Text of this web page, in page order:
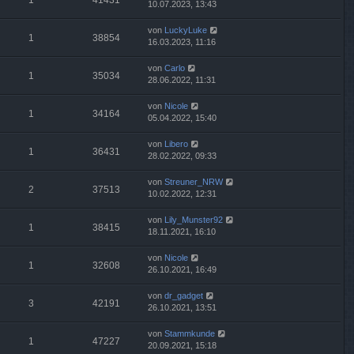
10.07.2023, 13:43
1 38854
von LuckyLuke
16.03.2023, 11:16
1 35034
von Carlo
28.06.2022, 11:31
1 34164
von Nicole
05.04.2022, 15:40
1 36431
von Libero
28.02.2022, 09:33
2 37513
von Streuner_NRW
10.02.2022, 12:31
1 38415
von Lily_Munster92
18.11.2021, 16:10
1 32608
von Nicole
26.10.2021, 16:49
3 42191
von dr_gadget
26.10.2021, 13:51
1 47227
von Stammkunde
20.09.2021, 15:18